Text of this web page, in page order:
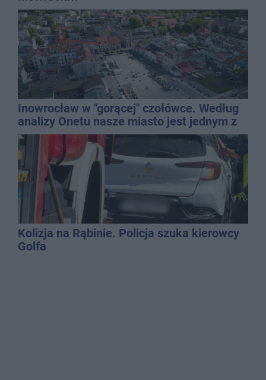
Inowrocław w "gorącej" czołówce. Według
analizy Onetu nasze miasto jest jednym z
najbardziej narażonych na upały
Kolizja na Rąbinie. Policja szuka kierowcy
Golfa